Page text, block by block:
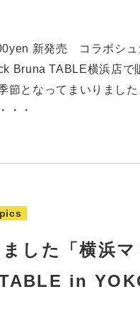
新発売 コラボシ
Bruna TABLE横浜店で
節となってまいりまし
・・
した「横浜
in